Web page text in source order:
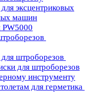
эксцентриковых
машин
PW5000
штроборезов
для штроборезов
инструменту
для герметика